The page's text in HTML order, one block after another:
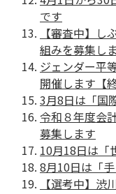
です
【審査中】し
組みを募集し
ジェンダー平
開催します【
3月8日は「国
令和８年度会
募集します
10月18日は「
8月10日は「
【選考中】渋